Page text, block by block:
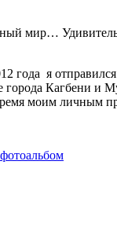
мир…
года я
города Кагбени и
моим личным